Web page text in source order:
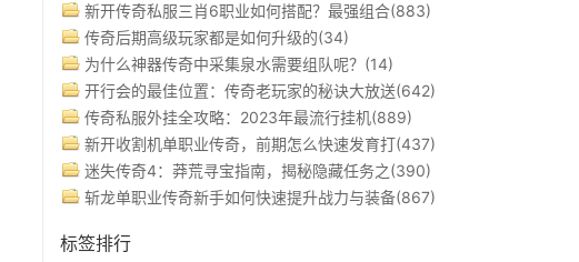
新开传奇私服三肖6职业如何搭配？最强组合(883)
传奇后期高级玩家都是如何升级的(34)
为什么神器传奇中采集泉水需要组队呢？(14)
开行会的最佳位置：传奇老玩家的秘诀大放送(642)
传奇私服外挂全攻略：2023年最流行挂机(889)
新开收割机单职业传奇，前期怎么快速发育打(437)
迷失传奇4：莽荒寻宝指南，揭秘隐藏任务之(390)
斩龙单职业传奇新手如何快速提升战力与装备(867)
标签排行